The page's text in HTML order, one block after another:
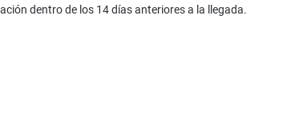
dentro de los 14 días anteriores a la llegada.